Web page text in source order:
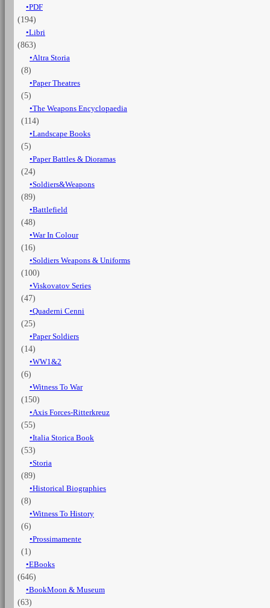
morto":
storia
della
terza
Divisione
"Totenkopf"
edizione)
quantità
PDF
(194)
Libri
(863)
Altra Storia
(8)
Paper Theatres
(5)
The Weapons Encyclopaedia
(114)
Landscape Books
(5)
Paper Battles & Dioramas
(24)
Soldiers&Weapons
(89)
Battlefield
(48)
War In Colour
(16)
Soldiers Weapons & Uniforms
(100)
Viskovatov Series
(47)
Quaderni Cenni
(25)
Paper Soldiers
(14)
WW1&2
(6)
Witness To War
(150)
Axis Forces-Ritterkreuz
(55)
Italia Storica Book
(53)
Storia
(89)
Historical Biographies
(8)
Witness To History
(6)
Prossimamente
(1)
EBooks
(646)
BookMoon & Museum
(63)